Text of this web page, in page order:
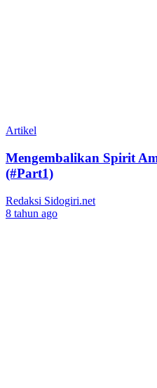
Artikel
Mengembalikan Spirit
(#Part1)
Redaksi Sidogiri.net
8 tahun ago